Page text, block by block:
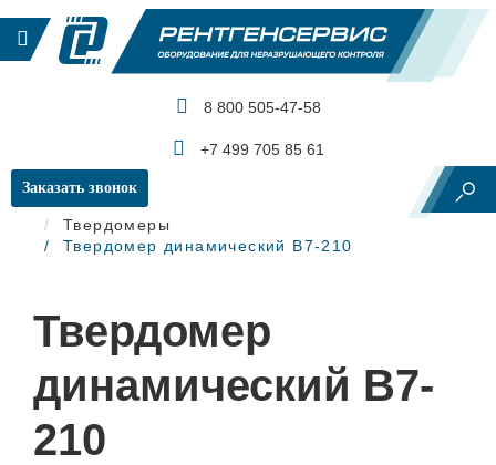
8 800 505-47-58
+7 499 705 85 61
Заказать звонок
Главная
Механические испытания
Твердомеры
Твердомер динамический В7-210
Твердомер
динамический В7-
210